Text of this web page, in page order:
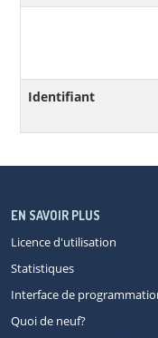
Identifiant
EN SAVOIR PLUS
Licence d'utilisation
Statistiques
Interface de
Quoi de neuf?